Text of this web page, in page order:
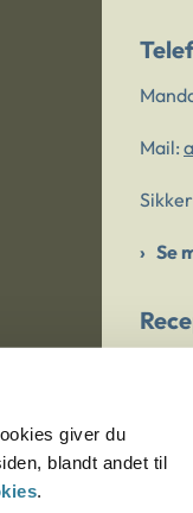
giver du
blandt andet til
.
Mail:
Se